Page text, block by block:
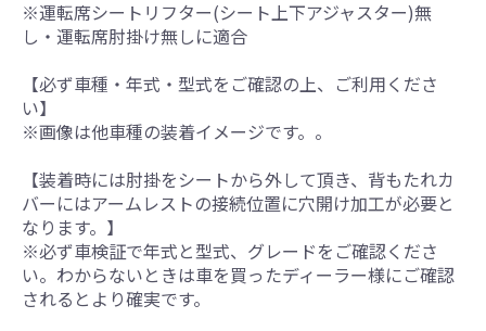
※運転席シートリフター(シート上下アジャスター)無
し・運転席肘掛け無しに適合
【必ず車種・年式・型式をご確認の上、ご利用くださ
い】
※画像は他車種の装着イメージです。。
【装着時には肘掛をシートから外して頂き、背もたれカ
バーにはアームレストの接続位置に穴開け加工が必要と
なります。】
※必ず車検証で年式と型式、グレードをご確認くださ
い。わからないときは車を買ったディーラー様にご確認
されるとより確実です。